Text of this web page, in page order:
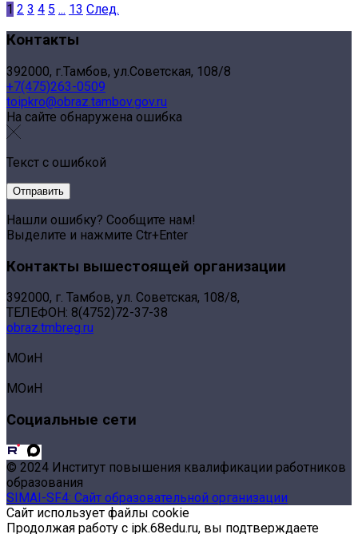
1 2 3 4 5 ... 13 След.
Контакты
392000, г.Тамбов, ул.Советская, 108/8
+7(475)263-0509
toipkro@obraz.tambov.gov.ru
На сайте обнаружена ошибка
Текст с ошибкой
Нашли ошибку? Сообщите нам!
Выделите и нажмите Ctr+Enter
Контакты вышестоящей организации
392000, г. Тамбов, ул. Советская, 108/8,
ТЕЛЕФОН: 8(4752)72-37-38
obraz.tmbreg.ru
МОиН
МОиН
Социальные сети
© 2024 Институт повышения квалификации работников
образования
SIMAI-SF4: Сайт образовательной организации
Сайт использует файлы cookie
Продолжая работу с ipk.68edu.ru, вы подтверждаете